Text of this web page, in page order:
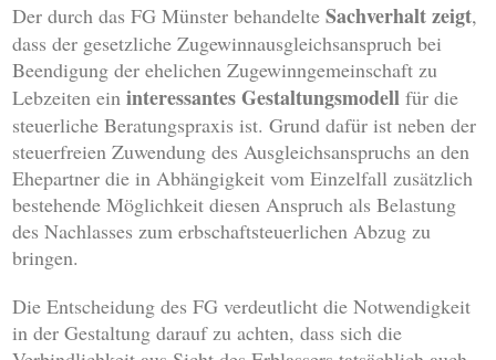
Der durch das FG Münster behandelteSachverhalt zeigt,
dass der gesetzliche Zugewinnausgleichsanspruch bei
Beendigung der ehelichen Zugewinngemeinschaft zu
Lebzeiten eininteressantes Gestaltungsmodell für die
steuerliche Beratungspraxis ist. Grund dafür ist neben der
steuerfreien Zuwendung des Ausgleichsanspruchs an den
Ehepartner die in Abhängigkeit vom Einzelfall zusätzlich
bestehende Möglichkeit diesen Anspruch als Belastung
des Nachlasses zum erbschaftsteuerlichen Abzug zu
bringen.
Die Entscheidung des FG verdeutlicht die Notwendigkeit
in der Gestaltung darauf zu achten, dass sich die